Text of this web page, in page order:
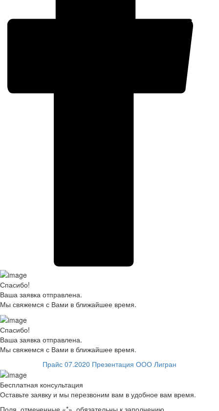
Спасибо!
Ваша заявка отправлена.
Мы свяжемся с Вами в ближайшее время.
Спасибо!
Ваша заявка отправлена.
Мы свяжемся с Вами в ближайшее время.
Прайс 07.2020 Презентация ООО Лигран
Бесплатная консультация
Оставьте заявку и мы перезвоним вам в удобное вам время.